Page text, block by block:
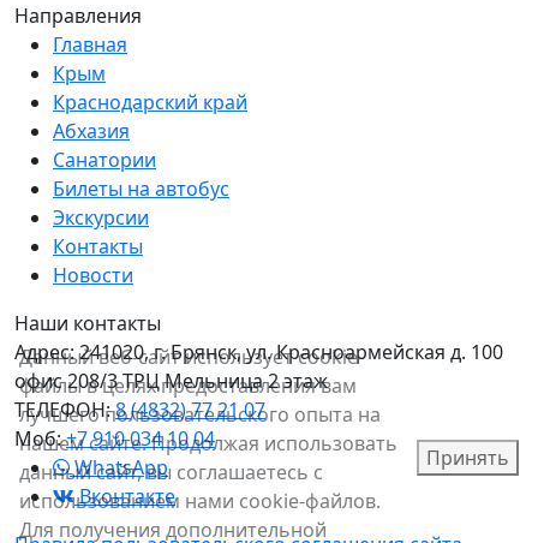
Направления
Главная
Крым
Краснодарский край
Абхазия
Санатории
Билеты на автобус
Экскурсии
Контакты
Новости
Наши контакты
Адрес:241020, г. Брянск, ул. Красноармейская д. 100
офис 208/3 ТРЦ Мельница 2 этаж
ТЕЛЕФОН:8 (4832) 77 21 07
Моб:+7 910 034 10 04
WhatsApp
Вконтакте
Данный веб-сайт использует cookie-
файлы в целях предоставления вам
лучшего пользовательского опыта на
нашем сайте. Продолжая использовать
данный сайт, вы соглашаетесь с
использованием нами cookie-файлов.
Для получения дополнительной
Принять